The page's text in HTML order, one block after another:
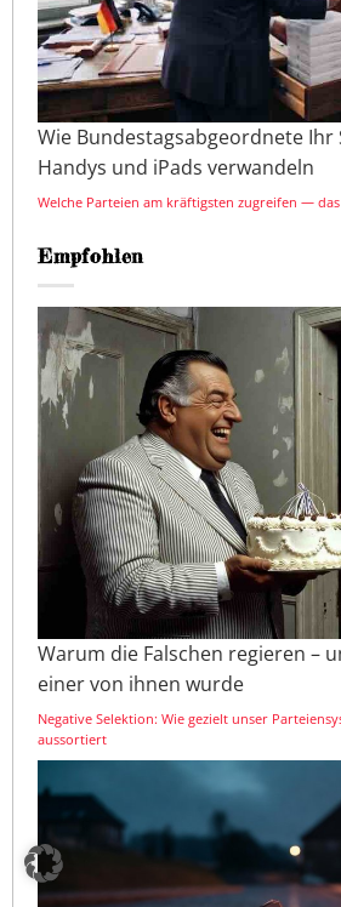
Wie Bundestagsabgeordnete Ihr
Handys und iPads verwandeln
Welche Parteien am kräftigsten zugreifen —
Empfohlen
Warum die Falschen regieren –
einer von ihnen wurde
Negative Selektion: Wie gezielt unser
aussortiert